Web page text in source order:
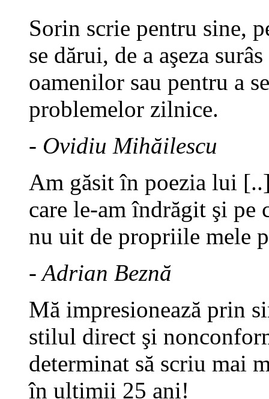
Sorin scrie pentru sine,
se dărui, de a aşeza
oamenilor sau pentru a
problemelor zilnice.
- Ovidiu Mihăilescu
Am găsit în poezia lui
care le-am îndrăgit şi pe
nu uit de propriile mele
- Adrian Beznă
Mă impresionează prin
stilul direct şi
determinat să scriu mai
în ultimii 25 ani!